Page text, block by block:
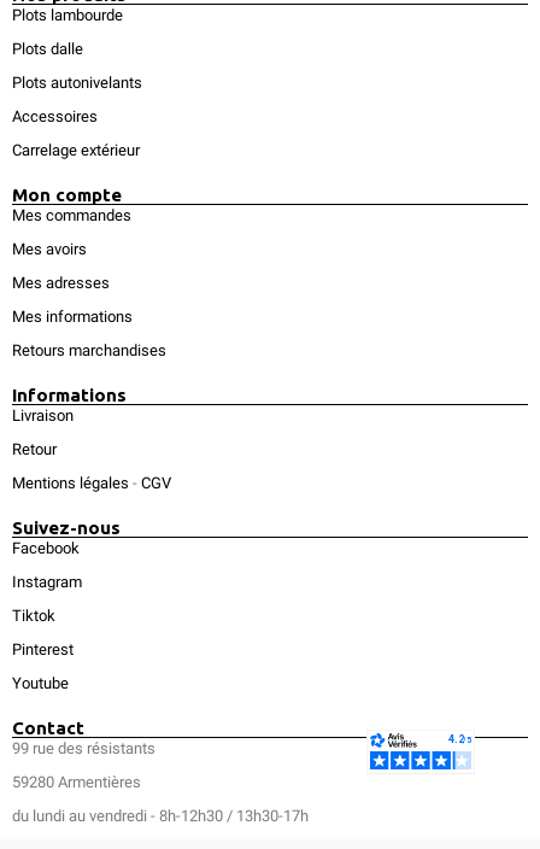
Plots lambourde
Plots dalle
Plots autonivelants
Accessoires
Carrelage extérieur
Mon compte
Mes commandes
Mes avoirs
Mes adresses
Mes informations
Retours marchandises
Informations
Livraison
Retour
Mentions légales - CGV
Suivez-nous
Facebook
Instagram
Tiktok
Pinterest
Youtube
Contact
99 rue des résistants
59280 Armentières
du lundi au vendredi - 8h-12h30 / 13h30-17h